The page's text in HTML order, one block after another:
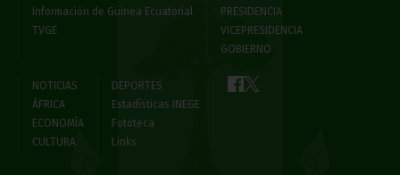
Información de Guinea Ecuatorial
TVGE
PRESIDENCIA
VICEPRESIDENCIA
GOBIERNO
NOTICIAS
ÁFRICA
ECONOMÍA
CULTURA
DEPORTES
Estadísticas INEGE
Fototeca
Links